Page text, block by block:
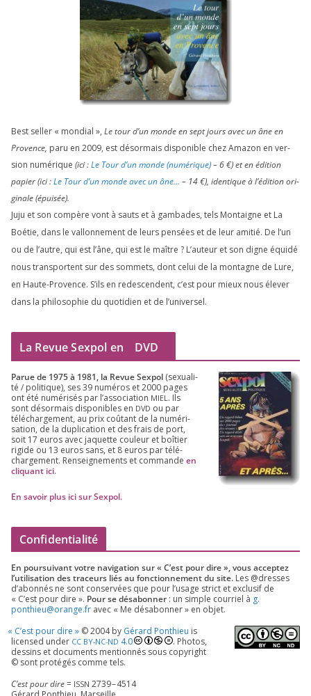
Best sel­ler « mon­dial », Le tour d’un monde en sept jours avec un âne en
Provence, paru en 2009, est désor­mais dis­po­nible chez Amazon en ver­
sion numé­rique (ici :Le Tour d’un monde (numé­rique)–6€) et en édi­tion
papier (ici :Le Tour d’un monde avec un âne… – 14€), iden­tique à l’é­di­tion ori­
gi­nale (épui­sée).
Juju et son com­père vont à sauts et à gam­bades, tels Montaigne et La
Boétie, dans le val­lon­ne­ment de leurs pen­sées et de leur ami­tié. De l’un
ou de l’autre, qui est l’âne, qui est le maître ? L’auteur et son digne équi­dé
nous trans­portent sur des som­mets, dont celui de la mon­tagne de Lure,
en Haute-Provence. S’ils en redes­cendent, c’est pour mieux nous éle­ver
dans la phi­lo­so­phie du quo­ti­dien et de l’universel.
La Revue Sexpol en DVD
Parue de 1975à 1981, la Revue Sex­pol (sexua­li­
té /​ poli­tique), ses39 numé­ros et2000 pages
ont été numé­ri­sés par l’as­so­cia­tion MIEL. Ils
sont désor­mais dis­po­nibles en DVD ou par
télé­char­ge­ment, au prix coû­tant de la numé­ri­
sa­tion, de la dupli­ca­tion et des frais de port,
soit 17 euros avec jaquette cou­leur et boî­tier
rigide ou 13 euros sans, et 8 euros par télé­
char­ge­ment. Ren­sei­gne­ments et com­mande en
cli­quant ici.
En savoir plus ici sur Sexpol.
Confidentialité
En pour­sui­vant votre navi­ga­tion sur « C’est pour dire », vous accep­tez
l’utilisation des tra­ceurs liés au fonc­tion­ne­ment du site. Les @dresses
d’a­bon­nés ne sont conser­vées que pour l’u­sage strict et exclu­sif de
« C’est pour dire ». Pour se désa­bon­ner : un simple cour­riel à g.​
ponthieu@​orange.​fr avec « Me désa­bon­ner » en objet.
« C’est pour dire » ©2004by Gérard Ponthieu is
licen­sed under CC BY-NC-ND 4.0
. Photos,
des­sins et docu­ments men­tion­nés sous copy­right
© sont pro­té­gés comme tels.
C’est pour dire= ISSN 2739–4514